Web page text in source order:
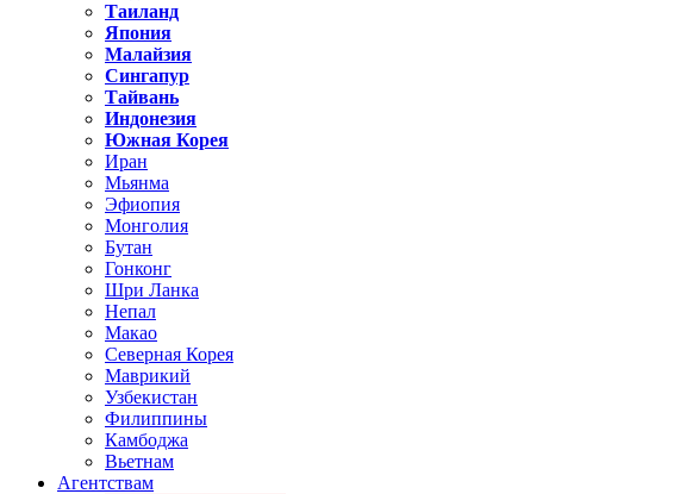
Таиланд
Япония
Малайзия
Сингапур
Тайвань
Индонезия
Южная Корея
Иран
Мьянма
Эфиопия
Монголия
Бутан
Гонконг
Шри Ланка
Непал
Макао
Северная Корея
Маврикий
Узбекистан
Филиппины
Камбоджа
Вьетнам
Агентствам